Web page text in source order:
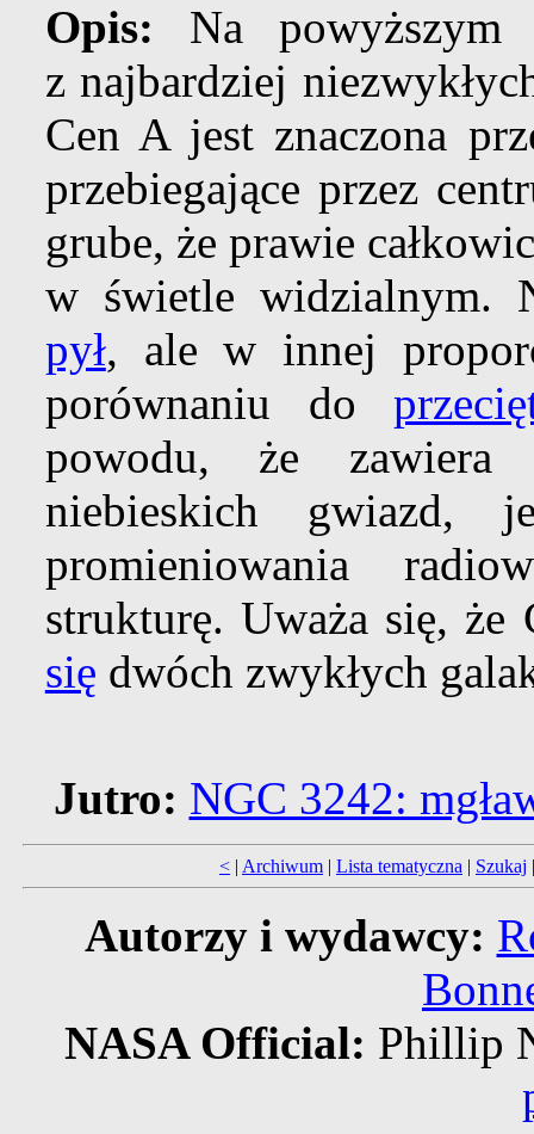
Opis: Na powyższym
z najbardziej
Cen A jest znaczona
przebiegające przez
grube, że prawie
w świetle widzialnym.
pył, ale w innej
porównaniu do
powodu, że zawiera
niebieskich gwiazd,
promieniowania
strukturę. Uważa się,
się dwóch zwykłych
Jutro: NGC 3242:
< | Archiwum | Lista tematyczna | Szukaj
Autorzy i wydawcy:
NASA Official: Phillip